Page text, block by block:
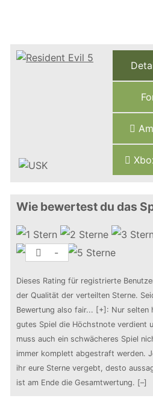
Wie bewertest du das
-
Dieses Rating für registrierte
der Qualität der verteilten Sterne.
Bewertung also fair... [+] : Nur selten
gutes Spiel die Höchstnote verdient
muss auch ein schwächeres Spiel
immer komplett abgestraft werden.
ihr eure Sterne vergebt, desto
ist am Ende die Gesamtwertung. [–]